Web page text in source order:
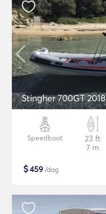
Stingher 700GT 2018
Speedboot
23 ft
7 m
$459 /dag